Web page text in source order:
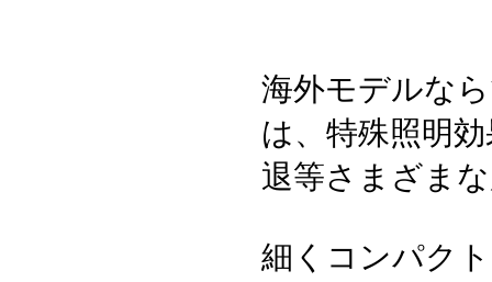
海外モデルな
は、特殊照明
退等さまざま
細くコンパク